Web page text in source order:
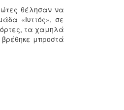
θέλησαν να
«Ιυττός», σε
τα χαμηλά
μπροστά